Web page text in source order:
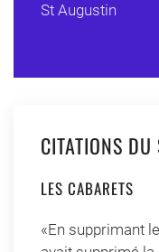
St Augustin
CITATIONS
LES CABARETS
«En supprimant